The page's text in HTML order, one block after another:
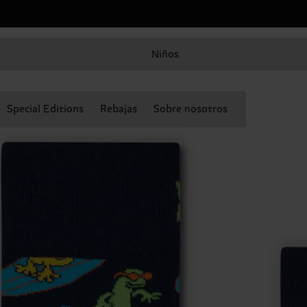
Niños
Special Editions Rebajas Sobre nosotros